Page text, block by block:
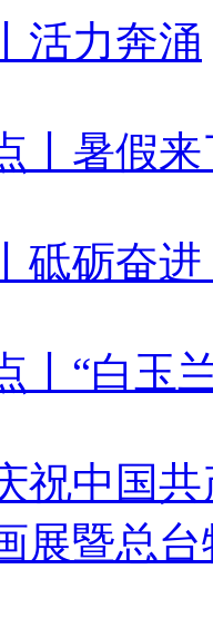
活力奔涌
丨暑假来
砥砺奋
丨“白玉
祝中国
展暨总